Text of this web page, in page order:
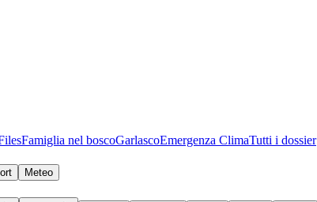
Famiglia nel boscoGarlascoEmergenza ClimaTutti i dossier
Meteo